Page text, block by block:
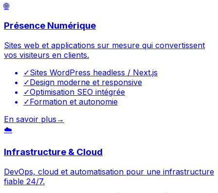
🌐
Présence Numérique
Sites web et applications sur mesure qui convertissent
vos visiteurs en clients.
✓Sites WordPress headless / Next.js
✓Design moderne et responsive
✓Optimisation SEO intégrée
✓Formation et autonomie
En savoir plus →
☁️
Infrastructure & Cloud
DevOps, cloud et automatisation pour une infrastructure
fiable 24/7.